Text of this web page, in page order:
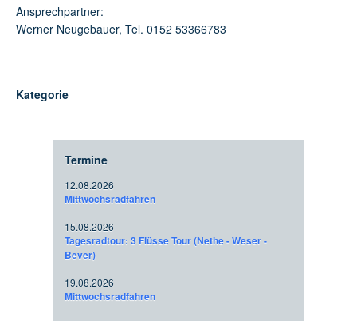
Ansprechpartner:
Werner Neugebauer, Tel. 0152 53366783
Kategorie
Termine
12.08.2026
Mittwochsradfahren
15.08.2026
Tagesradtour: 3 Flüsse Tour (Nethe - Weser -
Bever)
19.08.2026
Mittwochsradfahren